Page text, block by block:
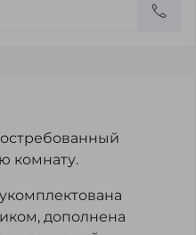
комнату.
дополнена